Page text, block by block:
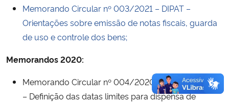
Memorando Circular nº 003/2021 – DIPAT –
Orientações sobre emissão de notas fiscais, guarda
de uso e controle dos bens;
Memorandos 2020:
Memorando Circular nº 004/2020 – DEMAPA/DCF
– Definição das datas limites para dispensa de